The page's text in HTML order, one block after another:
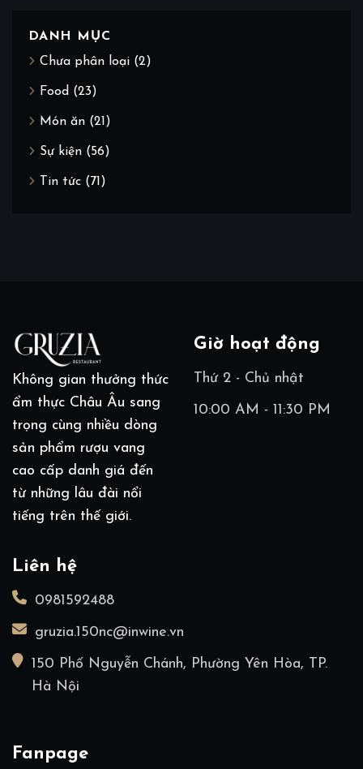
DANH MỤC
Chưa phân loại (2)
Food (23)
Món ăn (21)
Sự kiện (56)
Tin tức (71)
Không gian thưởng thức
ẩm thực Châu Âu sang
trọng cùng nhiều dòng
sản phẩm rượu vang
cao cấp danh giá đến
từ những lâu đài nổi
tiếng trên thế giới.
Giờ hoạt động
Thứ 2 - Chủ nhật
10:00 AM - 11:30 PM
Liên hệ
0981592488
gruzia.150nc@inwine.vn
150 Phố Nguyễn Chánh, Phường Yên Hòa, TP.
Hà Nội
Fanpage